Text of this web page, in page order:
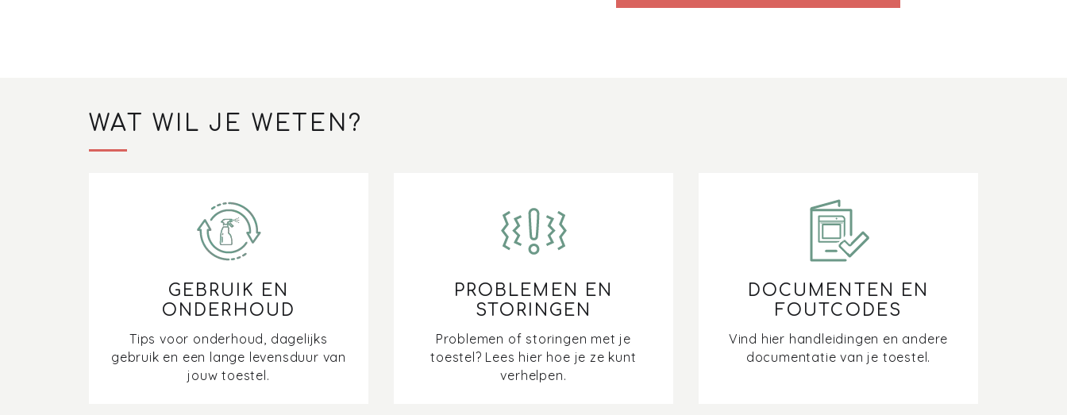
WAT WIL JE WETEN?
GEBRUIK EN
ONDERHOUD
Tips voor onderhoud, dagelijks
gebruik en een lange levensduur van
jouw toestel.
PROBLEMEN EN
STORINGEN
Problemen of storingen met je
toestel? Lees hier hoe je ze kunt
verhelpen.
DOCUMENTEN EN
FOUTCODES
Vind hier handleidingen en andere
documentatie van je toestel.